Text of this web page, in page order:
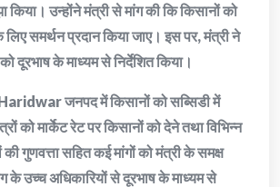
उन्होंने मंत्री से मांग की कि किसानों को
समर्थन प्रदान किया जाए। इस पर, मंत्री ने
दूरभाष के माध्यम से निर्देशित किया।
जनपद में किसानों को सब्सिडी में
को मार्केट रेट पर किसानों को देने तथा विभिन्न
गुणवत्ता सहित कई मांगों को मंत्री के समक्ष
के उच्च अधिकारियों से दूरभाष के माध्यम से